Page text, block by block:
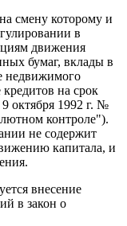
смену которому и
в
движения
бумаг, вклады в
недвижимого
на срок
октября 1992 г. №
контроле").
не содержит
капитала, и
внесение
в закон о